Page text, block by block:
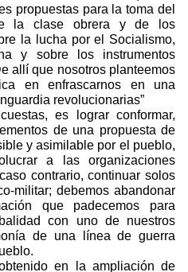
propuestas para la toma del
la clase obrera y de los
la lucha por el Socialismo,
y sobre los instrumentos
allí que nosotros planteemos
en enfrascarnos en una
revolucionarias”
es lograr conformar,
de una propuesta de
y asimilable por el pueblo,
a las organizaciones
contrario, continuar solos
militar; debemos abandonar
que padecemos para
con uno de nuestros
de una línea de guerra
en la ampliación de